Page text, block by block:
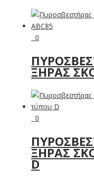
0
ΞΗΡΆΣ
0
ΞΗΡΆΣ
D